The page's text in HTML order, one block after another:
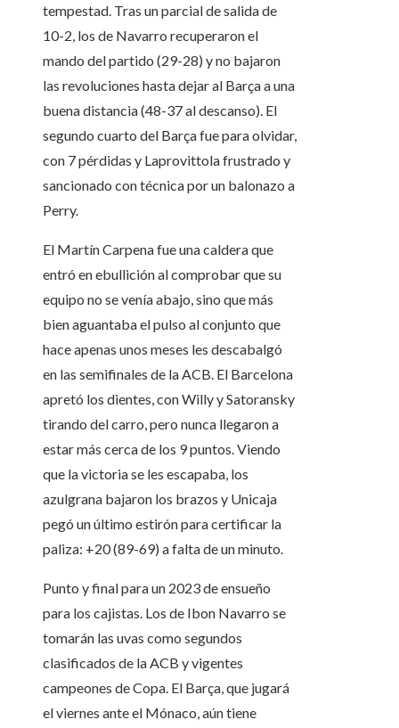
tempestad. Tras un parcial de salida de
10-2, los de Navarro recuperaron el
mando del partido (29-28) y no bajaron
las revoluciones hasta dejar al Barça a una
buena distancia (48-37 al descanso). El
segundo cuarto del Barça fue para olvidar,
con 7 pérdidas y Laprovittola frustrado y
sancionado con técnica por un balonazo a
Perry.
El Martín Carpena fue una caldera que
entró en ebullición al comprobar que su
equipo no se venía abajo, sino que más
bien aguantaba el pulso al conjunto que
hace apenas unos meses les descabalgó
en las semifinales de la ACB. El Barcelona
apretó los dientes, con Willy y Satoransky
tirando del carro, pero nunca llegaron a
estar más cerca de los 9 puntos. Viendo
que la victoria se les escapaba, los
azulgrana bajaron los brazos y Unicaja
pegó un último estirón para certificar la
paliza: +20 (89-69) a falta de un minuto.
Punto y final para un 2023 de ensueño
para los cajistas. Los de Ibon Navarro se
tomarán las uvas como segundos
clasificados de la ACB y vigentes
campeones de Copa. El Barça, que jugará
el viernes ante el Mónaco, aún tiene